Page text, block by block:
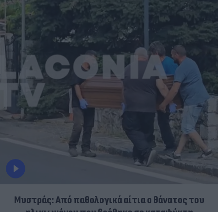
Μυστράς: Από παθολογικά αίτια ο θάνατος του